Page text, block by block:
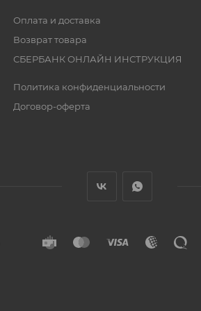
Оплата и доставка
Возврат товара
СБЕРБАНК ОНЛАЙН ИНСТРУКЦИЯ
Политика конфиденциальности
Договор-оферта